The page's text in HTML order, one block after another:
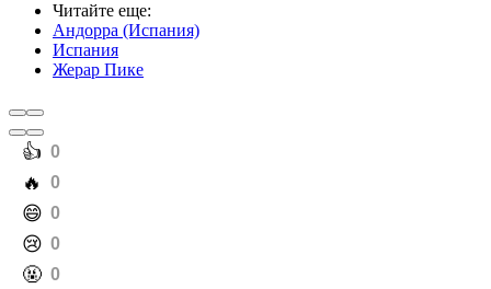
Читайте еще:
Андорра (Испания)
Испания
Жерар Пике
️👍 0
️🔥 0
️😄 0
️😢 0
️🤬 0